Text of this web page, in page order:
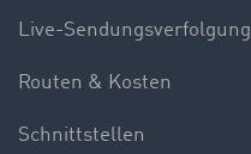
Live-Sendungsverfolgung
Routen & Kosten
Schnittstellen